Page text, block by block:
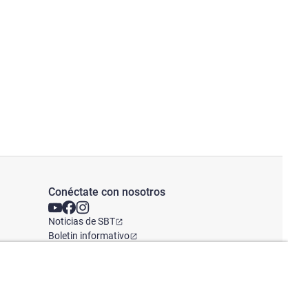
Conéctate con nosotros
Noticias de SBT
Boletin informativo